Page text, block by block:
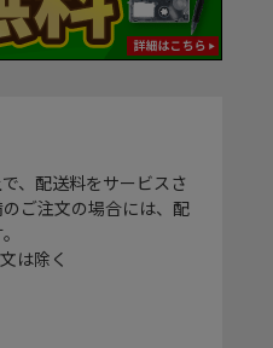
、配送料をサービスさ
ご注文の場合には、配
は除く